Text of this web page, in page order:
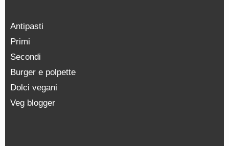
Antipasti
Primi
Secondi
Burger e polpette
Dolci vegani
Veg blogger